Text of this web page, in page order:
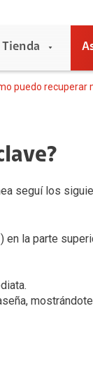
Claro música
Universal +
Claro Pay
Tienda
puedo recuperar
seguí los
en la parte